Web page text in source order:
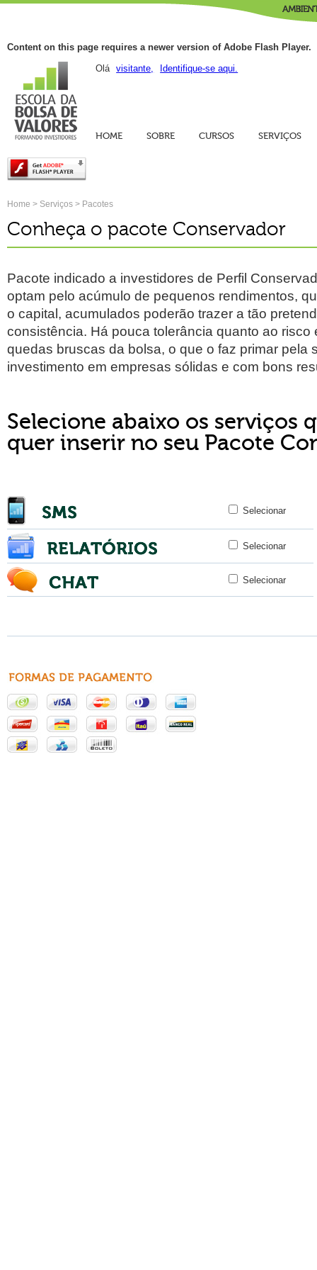
Olá visitante, Identifique-se aqui.
HOME SOBRE CURSOS SERVIÇOS
Content on this page requires a newer version of Adobe Flash Player.
Home > Serviços > Pacotes
Conheça o pacote Conservador
Pacote indicado a investidores de Perfil
optam pelo acúmulo de pequenos rendimentos,
o capital, acumulados poderão trazer a tão
consistência. Há pouca tolerância quanto ao risco
quedas bruscas da bolsa, o que o faz primar pela
investimento em empresas sólidas e com bons
Selecione abaixo os serviços
quer inserir no seu Pacote
Selecionar
Selecionar
Selecionar